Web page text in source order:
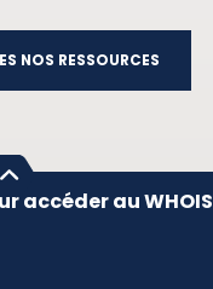
NOS RESSOURCES
accéder au WHOIS